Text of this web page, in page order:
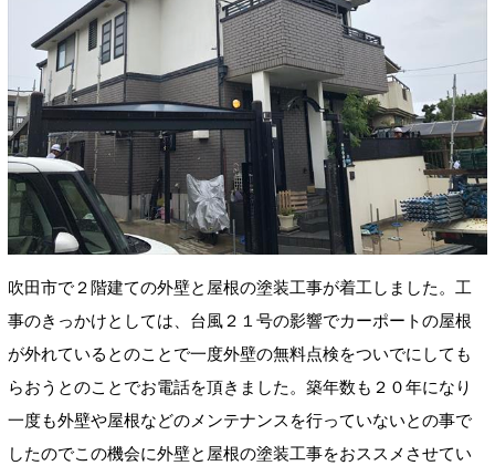
吹田市で２階建ての外壁と屋根の塗装工事が着工しました。工
事のきっかけとしては、台風２１号の影響でカーポートの屋根
が外れているとのことで一度外壁の無料点検をついでにしても
らおうとのことでお電話を頂きました。築年数も２０年になり
一度も外壁や屋根などのメンテナンスを行っていないとの事で
したのでこの機会に外壁と屋根の塗装工事をおススメさせてい